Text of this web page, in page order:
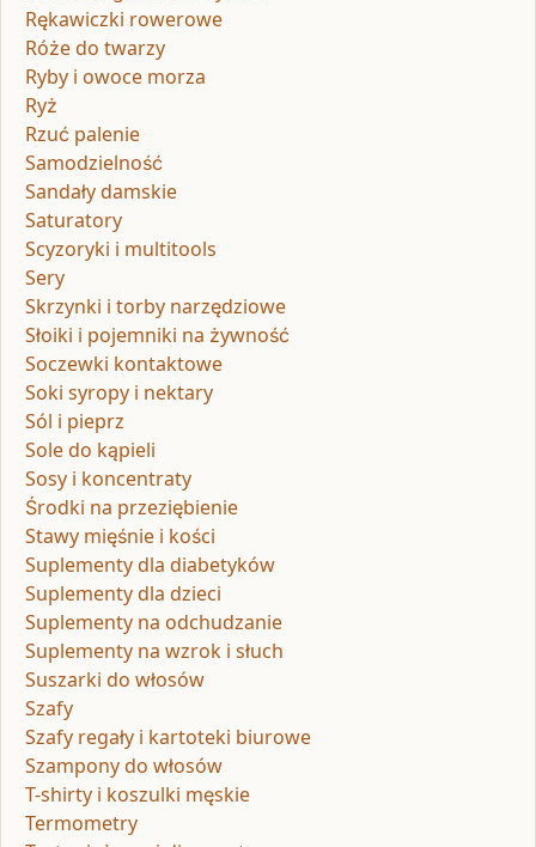
Rękawiczki rowerowe
Róże do twarzy
Ryby i owoce morza
Ryż
Rzuć palenie
Samodzielność
Sandały damskie
Saturatory
Scyzoryki i multitools
Sery
Skrzynki i torby narzędziowe
Słoiki i pojemniki na żywność
Soczewki kontaktowe
Soki syropy i nektary
Sól i pieprz
Sole do kąpieli
Sosy i koncentraty
Środki na przeziębienie
Stawy mięśnie i kości
Suplementy dla diabetyków
Suplementy dla dzieci
Suplementy na odchudzanie
Suplementy na wzrok i słuch
Suszarki do włosów
Szafy
Szafy regały i kartoteki biurowe
Szampony do włosów
T-shirty i koszulki męskie
Termometry